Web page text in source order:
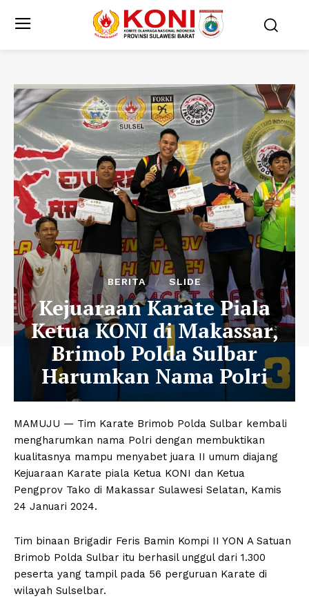
BERITA SLIDE
Kejuaraan Karate Piala
Ketua KONI di Makassar,
Brimob Polda Sulbar
Harumkan Nama Polri
MAMUJU — Tim Karate Brimob Polda Sulbar kembali
mengharumkan nama Polri dengan membuktikan
kualitasnya mampu menyabet juara II umum diajang
Kejuaraan Karate piala Ketua KONI dan Ketua
Pengprov Tako di Makassar Sulawesi Selatan, Kamis
24 Januari 2024.
Tim binaan Brigadir Feris Bamin Kompi II YON A Satuan
Brimob Polda Sulbar itu berhasil unggul dari 1.300
peserta yang tampil pada 56 perguruan Karate di
wilayah Sulselbar.